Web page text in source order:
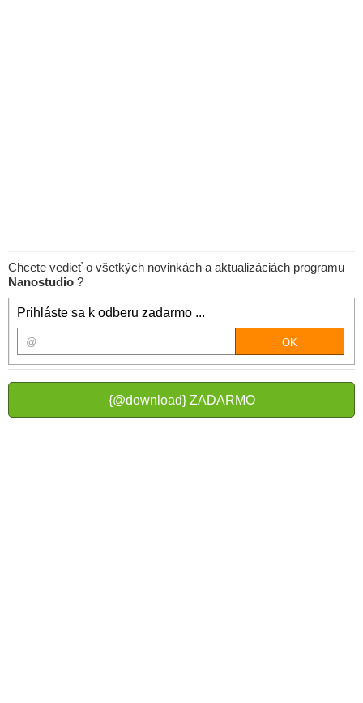
Chcete vedieť o všetkých novinkách a aktualizáciách programu
Nanostudio ?
Prihláste sa k odberu zadarmo ...
{@download} ZADARMO